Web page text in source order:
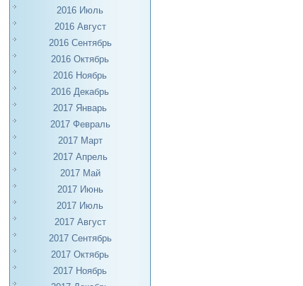
2016 Июль
2016 Август
2016 Сентябрь
2016 Октябрь
2016 Ноябрь
2016 Декабрь
2017 Январь
2017 Февраль
2017 Март
2017 Апрель
2017 Май
2017 Июнь
2017 Июль
2017 Август
2017 Сентябрь
2017 Октябрь
2017 Ноябрь